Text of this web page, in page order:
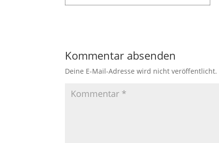
Kommentar absenden
Deine E-Mail-Adresse wird nicht veröffentlicht.